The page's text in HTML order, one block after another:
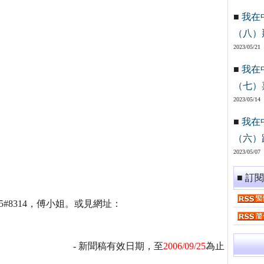
，傅小姐。或見網址：
- 新聞稿有效日期，至2006/09/25為止
■ 我在
（八
2023/05/21
■ 我在
（七
2023/05/14
■ 我在
（六
2023/05/07
■ 訂